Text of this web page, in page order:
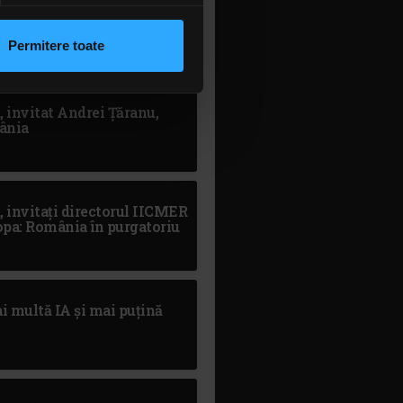
cu privire la modul în
urma folosirii serviciilor
Permitere toate
invitat Andrei Țăranu,
invitați directorul IICMER
România în purgatoriu
multă IA și mai puțină